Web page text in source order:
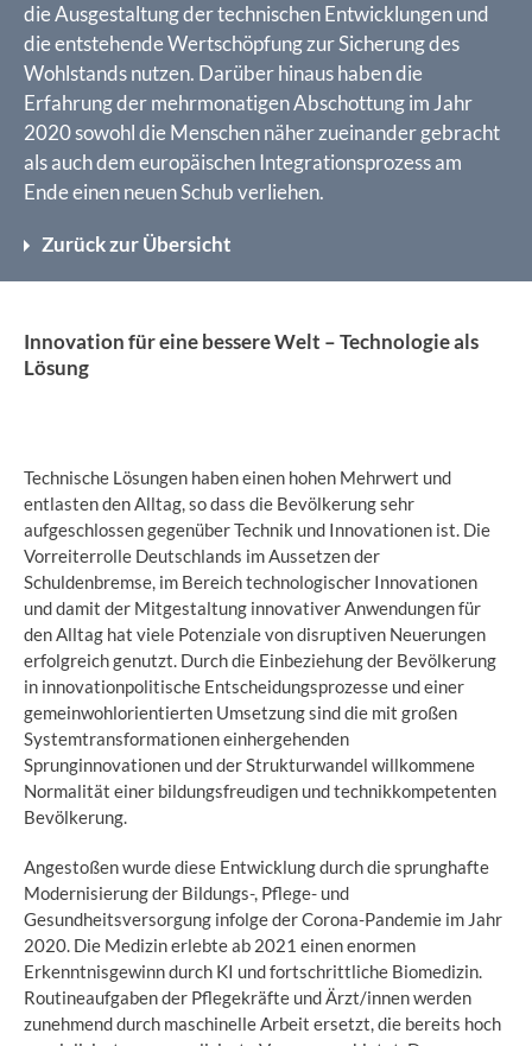
die Ausgestaltung der technischen Entwicklungen und
die entstehende Wertschöpfung zur Sicherung des
Wohlstands nutzen. Darüber hinaus haben die
Erfahrung der mehrmonatigen Abschottung im Jahr
2020 sowohl die Menschen näher zueinander gebracht
als auch dem europäischen Integrationsprozess am
Ende einen neuen Schub verliehen.
Zurück zur Übersicht
Innovation für eine bessere Welt – Technologie als
Lösung
Technische Lösungen haben einen hohen Mehrwert und
entlasten den Alltag, so dass die Bevölkerung sehr
aufgeschlossen gegenüber Technik und Innovationen ist. Die
Vorreiterrolle Deutschlands im Aussetzen der
Schuldenbremse, im Bereich technologischer Innovationen
und damit der Mitgestaltung innovativer Anwendungen für
den Alltag hat viele Potenziale von disruptiven Neuerungen
erfolgreich genutzt. Durch die Einbeziehung der Bevölkerung
in innovationpolitische Entscheidungsprozesse und einer
gemeinwohlorientierten Umsetzung sind die mit großen
Systemtransformationen einhergehenden
Sprunginnovationen und der Strukturwandel willkommene
Normalität einer bildungsfreudigen und technikkompetenten
Bevölkerung.
Angestoßen wurde diese Entwicklung durch die sprunghafte
Modernisierung der Bildungs-, Pflege- und
Gesundheitsversorgung infolge der Corona-Pandemie im Jahr
2020. Die Medizin erlebte ab 2021 einen enormen
Erkenntnisgewinn durch KI und fortschrittliche Biomedizin.
Routineaufgaben der Pflegekräfte und Ärzt/innen werden
zunehmend durch maschinelle Arbeit ersetzt, die bereits hoch